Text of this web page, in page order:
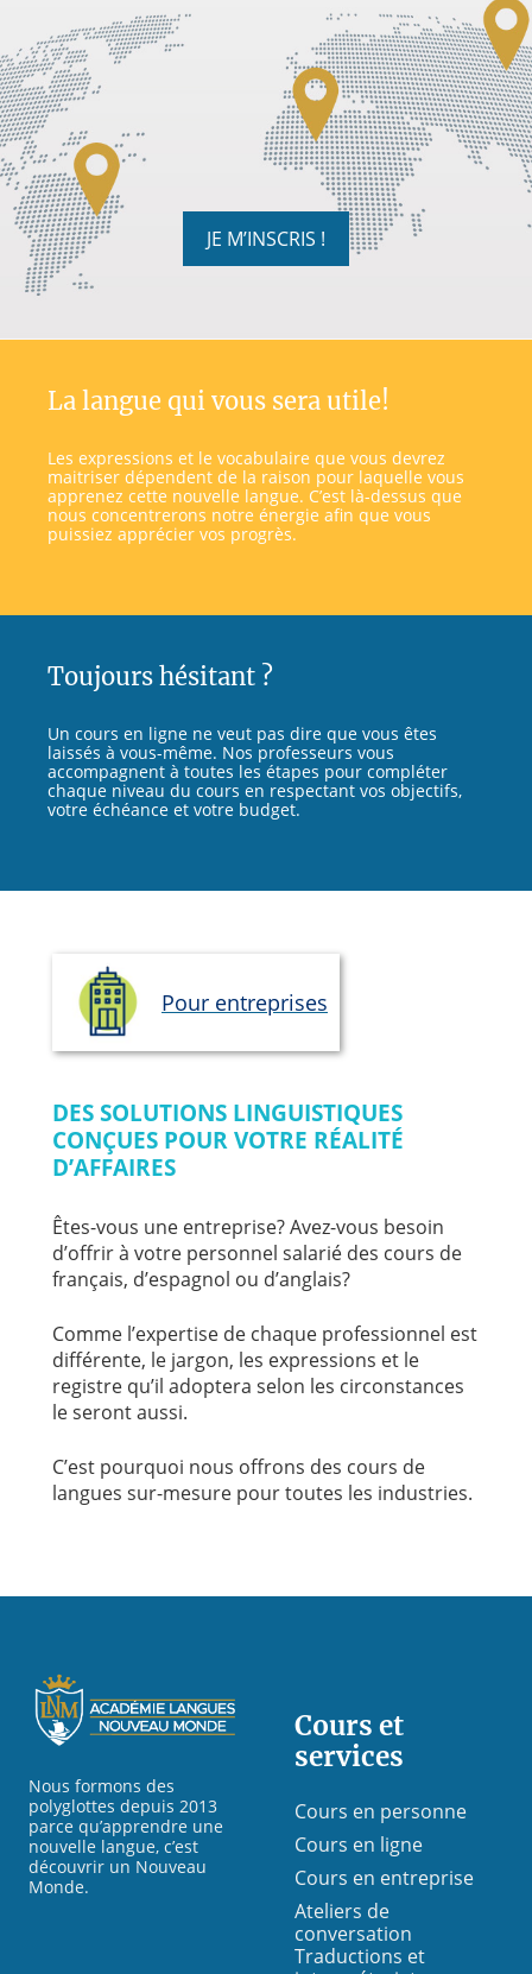
JE M’INSCRIS !
La langue qui vous sera utile!
Les expressions et le vocabulaire que vous devrez
maitriser dépendent de la raison pour laquelle vous
apprenez cette nouvelle langue. C’est là-dessus que
nous concentrerons notre énergie afin que vous
puissiez apprécier vos progrès.
Toujours hésitant ?
Un cours en ligne ne veut pas dire que vous êtes
laissés à vous-même. Nos professeurs vous
accompagnent à toutes les étapes pour compléter
chaque niveau du cours en respectant vos objectifs,
votre échéance et votre budget.
Pour entreprises
DES SOLUTIONS LINGUISTIQUES
CONÇUES POUR VOTRE RÉALITÉ
D’AFFAIRES
Êtes-vous une entreprise? Avez-vous besoin
d’offrir à votre personnel salarié des cours de
français, d’espagnol ou d’anglais?
Comme l’expertise de chaque professionnel est
différente, le jargon, les expressions et le
registre qu’il adoptera selon les circonstances
le seront aussi.
C’est pourquoi nous offrons des cours de
langues sur-mesure pour toutes les industries.
Nous formons des
polyglottes depuis 2013
parce qu’apprendre une
nouvelle langue, c’est
découvrir un Nouveau
Monde.
Cours et
services
Cours en personne
Cours en ligne
Cours en entreprise
Ateliers de
conversation
Traductions et